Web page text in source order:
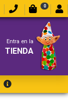
0
Entra en la
TIENDA